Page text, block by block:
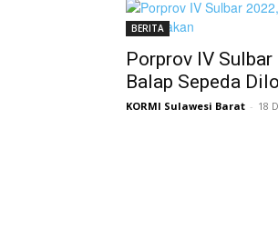
BERITA
Porprov IV
Balap Sepeda
KORMI Sulawesi Barat - 18